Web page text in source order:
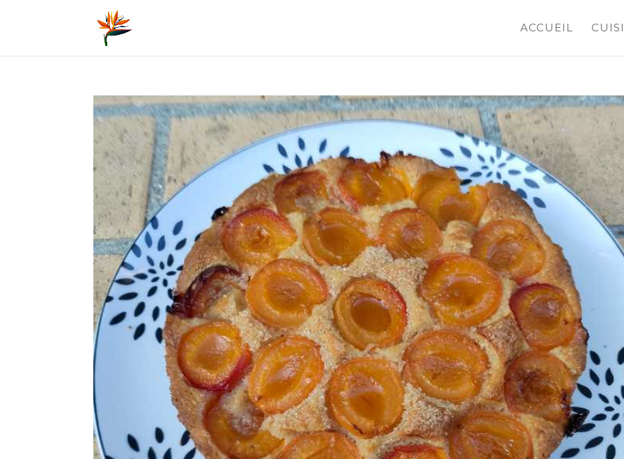
ACCUEIL